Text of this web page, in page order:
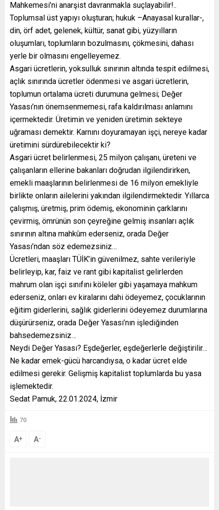
Mahkemesi’ni anarşist davranmakla suçlayabilir!..
Toplumsal üst yapıyı oluşturan; hukuk –Anayasal kurallar-,
din, örf adet, gelenek, kültür, sanat gibi, yüzyılların
oluşumları, toplumların bozulmasını, çökmesini, dahası
yerle bir olmasını engelleyemez.
Asgari ücretlerin, yoksulluk sınırının altında tespit edilmesi,
açlık sınırında ücretler ödenmesi ve asgari ücretlerin,
toplumun ortalama ücreti durumuna gelmesi; Değer
Yasası’nın önemsenmemesi, rafa kaldırılması anlamını
içermektedir. Üretimin ve yeniden üretimin sekteye
uğraması demektir. Karnını doyuramayan işçi, nereye kadar
üretimini sürdürebilecektir ki?
Asgari ücret belirlenmesi, 25 milyon çalışanı, üreteni ve
çalışanların ellerine bakanları doğrudan ilgilendirirken,
emekli maaşlarının belirlenmesi de 16 milyon emekliyle
birlikte onların ailelerini yakından ilgilendirmektedir. Yıllarca
çalışmış, üretmiş, prim ödemiş, ekonominin çarklarını
çevirmiş, ömrünün son çeyreğine gelmiş insanları açlık
sınırının altına mahkûm ederseniz, orada Değer
Yasası’ndan söz edemezsiniz…
Ücretleri, maaşları TÜİK’in güvenilmez, sahte verileriyle
belirleyip, kar, faiz ve rant gibi kapitalist gelirlerden
mahrum olan işçi sınıfını köleler gibi yaşamaya mahkum
ederseniz, onları ev kiralarını dahi ödeyemez, çocuklarının
eğitim giderlerini, sağlık giderlerini ödeyemez durumlarına
düşürürseniz, orada Değer Yasası’nın işlediğinden
bahsedemezsiniz…
Neydi Değer Yasası? Eşdeğerler, eşdeğerlerle değiştirilir…
Ne kadar emek-gücü harcandıysa, o kadar ücret elde
edilmesi gerekir. Gelişmiş kapitalist toplumlarda bu yasa
işlemektedir.
Sedat Pamuk, 22.01.2024, İzmir
70
A+ A-